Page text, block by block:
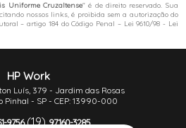
Uniforme Cruzaltense" é de direito reservado. Sua
nossos links, é proibida sem a autorização do
– artigo 184 do Código Penal – Lei 9610/98 - Lei
HP Work
Luís, 379 - Jardim das Rosas
Pinhal - SP - CEP: 13990-000
9756 (19)97160-3285